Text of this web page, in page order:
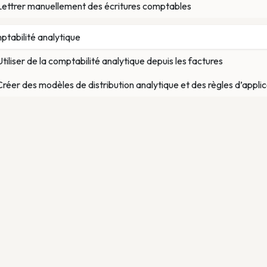
manuellement des écritures comptables
analytique
de la comptabilité analytique depuis les factures
des modèles de distribution analytique et des règles